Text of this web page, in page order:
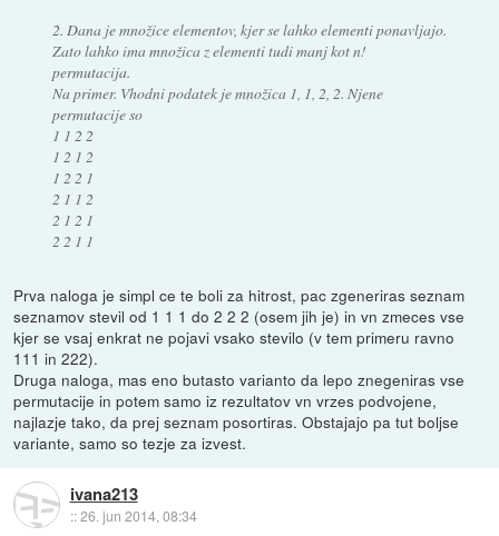
2. Dana je množice elementov, kjer se lahko elementi ponavljajo.
Zato lahko ima množica z elementi tudi manj kot n!
permutacija.
Na primer. Vhodni podatek je množica 1, 1, 2, 2. Njene
permutacije so
1 1 2 2
1 2 1 2
1 2 2 1
2 1 1 2
2 1 2 1
2 2 1 1
Prva naloga je simpl ce te boli za hitrost, pac zgeneriras seznam
seznamov stevil od 1 1 1 do 2 2 2 (osem jih je) in vn zmeces vse
kjer se vsaj enkrat ne pojavi vsako stevilo (v tem primeru ravno
111 in 222).
Druga naloga, mas eno butasto varianto da lepo znegeniras vse
permutacije in potem samo iz rezultatov vn vrzes podvojene,
najlazje tako, da prej seznam posortiras. Obstajajo pa tut boljse
variante, samo so tezje za izvest.
ivana213
::26. jun 2014, 08:34